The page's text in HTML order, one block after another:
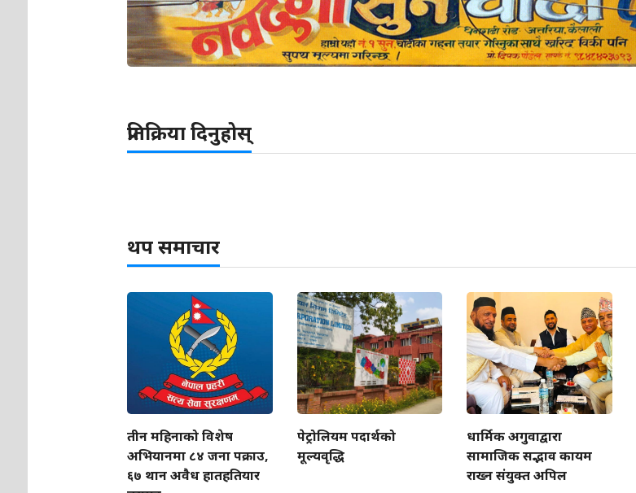
प्रतिक्रिया दिनुहोस्
थप समाचार
तीन महिनाको विशेष
अभियानमा ८४ जना पक्राउ,
६७ थान अवैध हातहतियार
पेट्रोलियम पदार्थको
मूल्यवृद्धि
धार्मिक अगुवाद्वारा
सामाजिक सद्भाव कायम
राख्न संयुक्त अपिल